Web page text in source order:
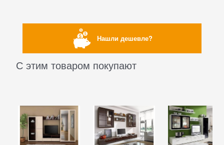
Нашли дешевле?
С этим товаром покупают